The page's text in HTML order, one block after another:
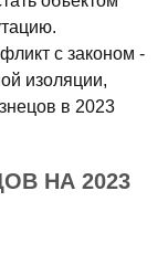
с законом -
изоляции,
в 2023
НА 2023